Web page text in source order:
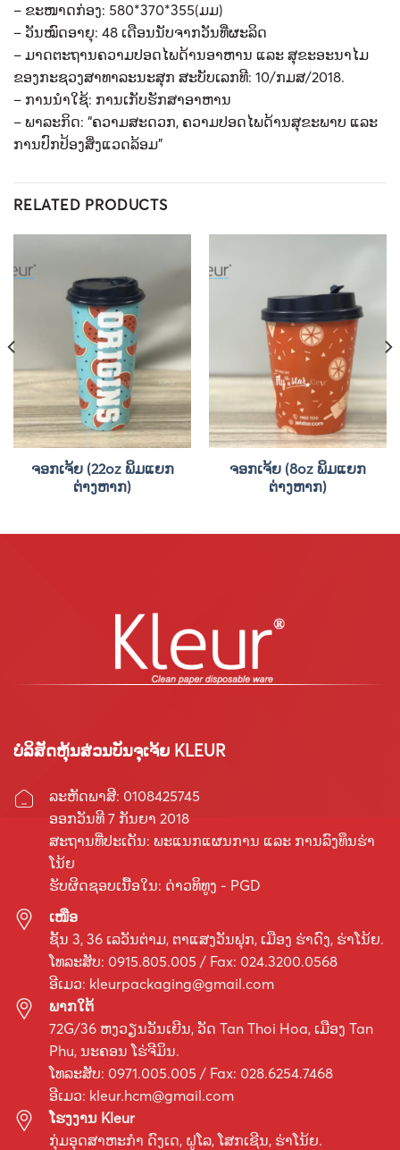
– ຂະໜາດກ່ອງ: 580*370*355(ມມ)
– ວັນໝົດອາຍຸ: 48 ເດືອນນັບຈາກວັນທີ່ຜະລິດ
– ມາດຕະຖານຄວາມປອດໄພດ້ານອາຫານ ແລະ ສຸຂະອະນາໄມ
ຂອງກະຊວງສາທາລະນະສຸກ ສະບັບເລກທີ: 10/ກມສ/2018.
– ການນໍາໃຊ້: ການເກັບຮັກສາອາຫານ
– ພາລະກິດ: “ຄວາມສະດວກ, ຄວາມປອດໄພດ້ານສຸຂະພາບ ແລະ
ການປົກປ້ອງສິ່ງແວດລ້ອມ”
RELATED PRODUCTS
ຈອກເຈ້ຍ (22oz ພິມແຍກ
ຕ່າງຫາກ)
ຈອກເຈ້ຍ (8oz ພິມແຍກ
ຕ່າງຫາກ)
ບໍລິສັດຫຸ້ນສ່ວນບັນຈຸເຈ້ຍ KLEUR
ລະຫັດພາສີ: 0108425745
ອອກວັນທີ 7 ກັນຍາ 2018
ສະຖານທີ່ປະເດັນ: ພະແນກແຜນການ ແລະ ການລົງທຶນຮ່າ
ໂນ້ຍ
ຮັບຜິດຊອບເນື້ອໃນ: ດ່າວທິທູງ - PGD
ເໜືອ
ຊັ້ນ 3, 36 ເລ​ວັນ​ຕ່າມ, ຕາ​ແສງ​ວັນ​ຟຸກ, ເມືອງ ຮ່າ​ດົງ, ຮ່າ​ໂນ້ຍ.
ໂທລະສັບ: 0915.805.005 / Fax: 024.3200.0568
ອີເມວ: kleurpackaging@gmail.com
ພາກໃຕ້
72G/36 ຫງວຽນວັນເຍີນ, ວັດ Tan Thoi Hoa, ເມືອງ Tan
Phu, ນະຄອນ ໂຮ່ຈີມິນ.
ໂທລະສັບ: 0971.005.005 / Fax: 028.6254.7468
ອີເມວ: kleur.hcm@gmail.com
ໂຮງງານ Kleur
ກຸ່ມ​ອຸດ​ສາ​ຫະ​ກຳ ດົງ​ເດ, ຝູ​ໂລ, ໂສກ​ເຊີນ, ຮ່າ​ໂນ້ຍ.